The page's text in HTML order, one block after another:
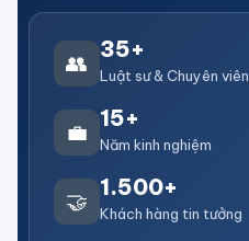
👥 35+
Luật sư & Chuyên viên
💼 15+
Năm kinh nghiệm
🤝 1.500+
Khách hàng tin tưởng